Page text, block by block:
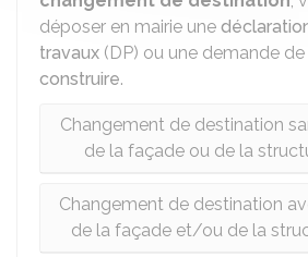
déposer en mairie une
travaux (DP) ou une demande de
construire.
Changement de destination
de la façade ou de la
Changement de destination
de la façade et/ou de la